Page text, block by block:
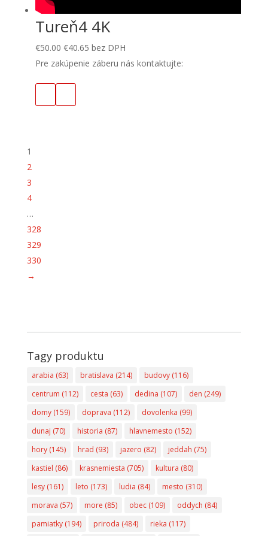
Tureň4 4K
€50.00 €40.65 bez DPH
Pre zakúpenie záberu nás kontaktujte:
1
2
3
4
…
328
329
330
→
Tagy produktu
arabia (63) bratislava (214) budovy(116)
centrum (112) cesta (63) dedina (107) den (249)
domy(159) doprava (112) dovolenka (99)
dunaj (70) historia (87) hlavnemesto (152)
hory(145) hrad (93) jazero (82) jeddah (75)
kastiel (86) krasnemiesta (705) kultura (80)
lesy(161) leto (173) ludia (84) mesto (310)
morava (57) more (85) obec(109) oddych (84)
pamiatky(194) priroda (484) rieka (117)